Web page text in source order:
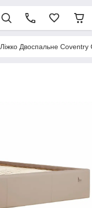
Ліжко Двоспальне